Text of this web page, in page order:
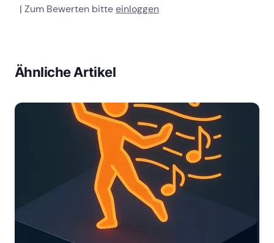
| Zum Bewerten bitteeinloggen
Ähnliche Artikel